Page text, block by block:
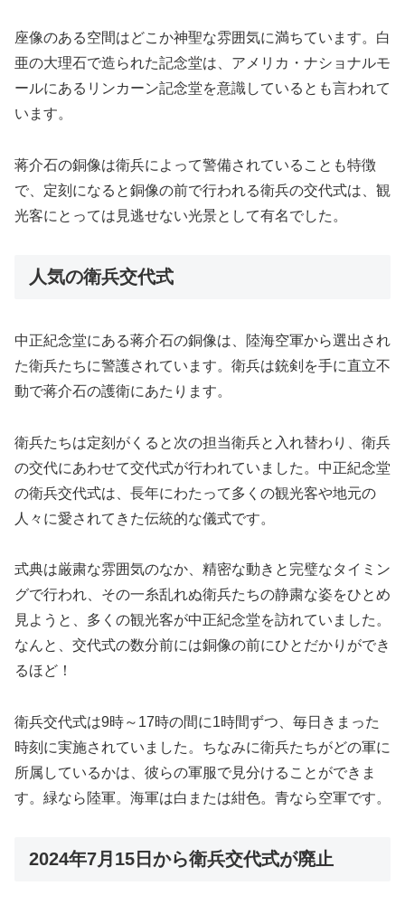
座像のある空間はどこか神聖な雰囲気に満ちています。白
亜の大理石で造られた記念堂は、アメリカ・ナショナルモ
ールにあるリンカーン記念堂を意識しているとも言われて
います。
蒋介石の銅像は衛兵によって警備されていることも特徴
で、定刻になると銅像の前で行われる衛兵の交代式は、観
光客にとっては見逃せない光景として有名でした。
人気の衛兵交代式
中正紀念堂にある蒋介石の銅像は、陸海空軍から選出され
た衛兵たちに警護されています。衛兵は銃剣を手に直立不
動で蒋介石の護衛にあたります。
衛兵たちは定刻がくると次の担当衛兵と入れ替わり、衛兵
の交代にあわせて交代式が行われていました。中正紀念堂
の衛兵交代式は、長年にわたって多くの観光客や地元の
人々に愛されてきた伝統的な儀式です。
式典は厳粛な雰囲気のなか、精密な動きと完璧なタイミン
グで行われ、その一糸乱れぬ衛兵たちの静粛な姿をひとめ
見ようと、多くの観光客が中正紀念堂を訪れていました。
なんと、交代式の数分前には銅像の前にひとだかりができ
るほど！
衛兵交代式は9時～17時の間に1時間ずつ、毎日きまった
時刻に実施されていました。ちなみに衛兵たちがどの軍に
所属しているかは、彼らの軍服で見分けることができま
す。緑なら陸軍。海軍は白または紺色。青なら空軍です。
2024年7月15日から衛兵交代式が廃止